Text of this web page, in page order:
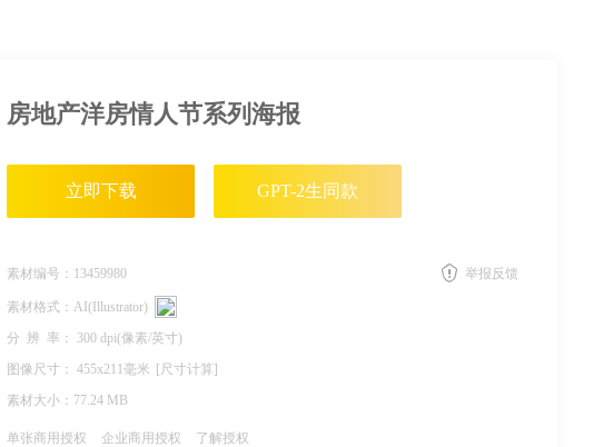
房地产洋房情人节系列海报
立即下载 GPT-2生同款
素材编号： 13459980
素材格式： AI(Illustrator)
分 辨 率： 300 dpi(像素/英寸)
图像尺寸： 455x211毫米 [尺寸计算]
素材大小： 77.24 MB
举报反馈
单张商用授权 企业商用授权 了解授权